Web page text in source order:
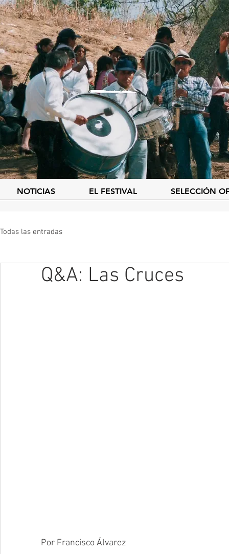
NOTICIAS EL FESTIVAL SELECCIÓN
Todas las entradas
Q&A: Las Cruces
Por Francisco Álvarez